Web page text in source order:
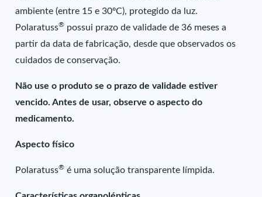
ambiente (entre 15 e 30ºC), protegido da luz.
Polaratuss® possui prazo de validade de 36 meses a
partir da data de fabricação, desde que observados os
cuidados de conservação.
Não use o produto se o prazo de validade estiver
vencido. Antes de usar, observe o aspecto do
medicamento.
Aspecto físico
Polaratuss® é uma solução transparente límpida.